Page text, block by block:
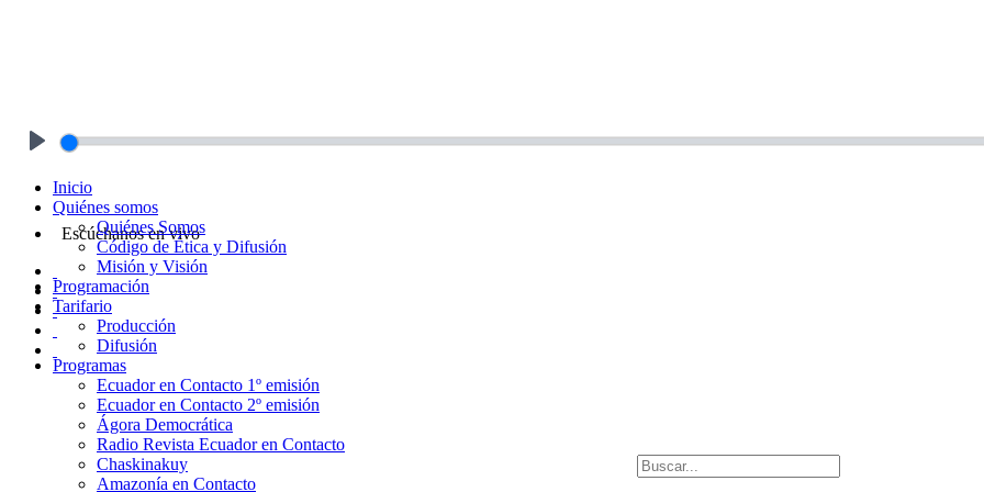
Escúchanos en vivo
Inicio
Quiénes somos
Quiénes Somos
Código de Ética y Difusión
Misión y Visión
Programación
Tarifario
Producción
Difusión
Programas
Ecuador en Contacto 1º emisión
Ecuador en Contacto 2º emisión
Ágora Democrática
Radio Revista Ecuador en Contacto
Chaskinakuy
Amazonía en Contacto